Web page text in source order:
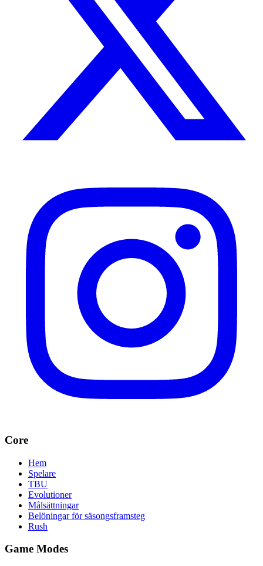
Core
Hem
Spelare
TBU
Evolutioner
Målsättningar
Belöningar för säsongsframsteg
Rush
Game Modes